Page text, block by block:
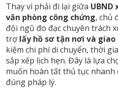
Thay vì phải đi lại giữa UBND
văn phòng công chứng, chủ
đội ngũ đo đạc chuyên trách
trợ lấy hồ sơ tận nơi và
kiệm chi phí di chuyển, thời
sắp xếp lịch hẹn. Đây là lựa
muốn hoàn tất thủ tục nhanh
đúng pháp lý.